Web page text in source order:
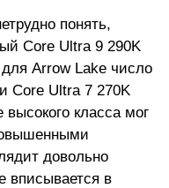
понять,
Core Ultra 9 290K
Arrow Lake число
Core Ultra 7 270K
класса мог
довольно
вписывается в